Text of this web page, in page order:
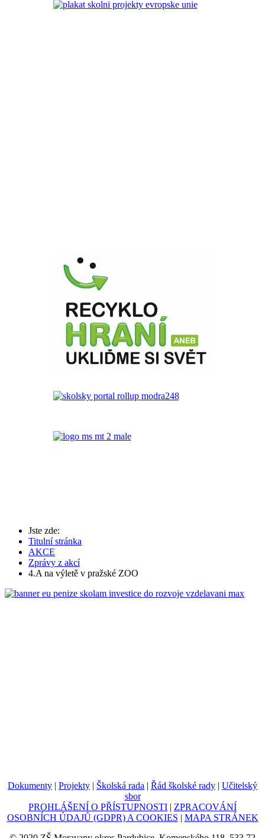
Jste zde:
Titulní stránka
AKCE
Zprávy z akcí
4.A na výletě v pražské ZOO
Dokumenty | Projekty | Školská rada | Řád školské rady | Učitelský
sbor
PROHLÁŠENÍ O PŘÍSTUPNOSTI | ZPRACOVÁNÍ
OSOBNÍCH ÚDAJŮ (GDPR) A COOKIES | MAPA STRÁNEK